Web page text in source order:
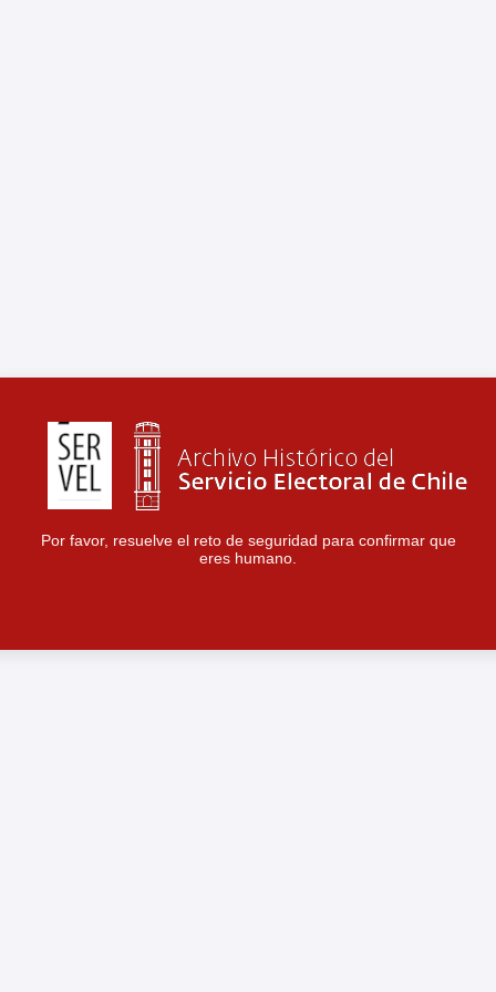
Por favor, resuelve el reto de seguridad para confirmar que
eres humano.